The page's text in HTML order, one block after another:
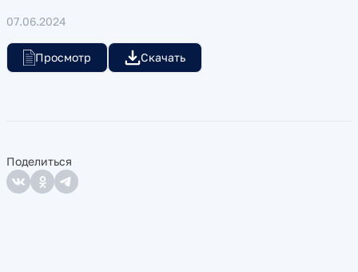
07.06.2024
Просмотр Скачать
Поделиться